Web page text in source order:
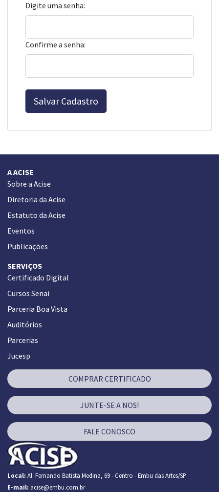
Digite uma senha:
Confirme a senha:
Salvar Cadastro
A ACISE
Sobre a Acise
Diretoria da Acise
Estatuto da Acise
Eventos
Publicações
SERVIÇOS
Certificado Digital
Cursos Senai
Parceria Boa Vista
Auditórios
Parcerias
Jucesp
COMPRAR CERTIFICADO
JUNTE-SE A NOS!
FALE CONOSCO
Local: Al. Fernando Batista Medina, 69 - Centro - Embu das Artes/SP
E-mail: acise@embu.com.br